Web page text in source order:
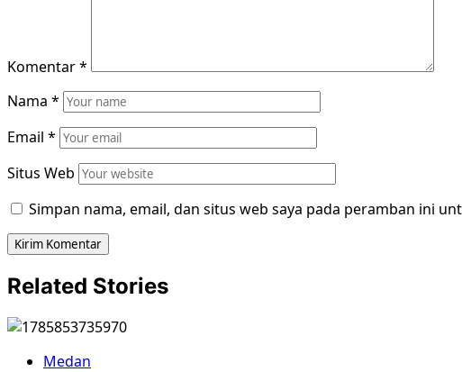
Komentar*
Nama *
Email *
Situs Web
Simpan nama, email, dan situs web saya pada peramban ini
Related Stories
Medan